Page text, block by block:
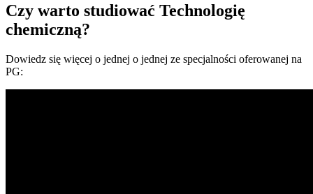
Czy warto studiować Technologię
chemiczną?
Dowiedz się więcej o jednej o jednej ze specjalności oferowanej na
PG: